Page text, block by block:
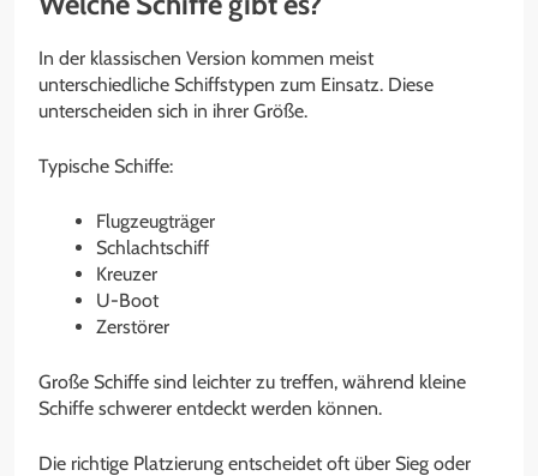
In der klassischen Version kommen meist
unterschiedliche Schiffstypen zum Einsatz. Diese
unterscheiden sich in ihrer Größe.
Typische Schiffe:
Flugzeugträger
Schlachtschiff
Kreuzer
U-Boot
Zerstörer
Große Schiffe sind leichter zu treffen, während kleine
Schiffe schwerer entdeckt werden können.
Die richtige Platzierung entscheidet oft über Sieg oder